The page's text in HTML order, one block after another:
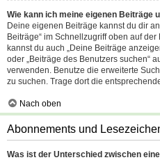
Wie kann ich meine eigenen Beiträge
Deine eigenen Beiträge kannst du dir
Beiträge“ im Schnellzugriff oben auf
kannst du auch „Deine Beiträge
oder „Beiträge des Benutzers suchen“
verwenden. Benutze die erweiterte
zu suchen. Trage dort die
Nach oben
Abonnements und
Was ist der Unterschied zwischen